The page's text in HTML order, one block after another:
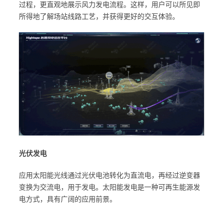
过程，更直观地展示风力发电流程。这样，用户可以所见即
所得地了解场站线路工艺，并获得更好的交互体验。
光伏发电
应用太阳能光线通过光伏电池转化为直流电，再经过逆变器
变换为交流电，用于发电。太阳能发电是一种可再生能源发
电方式，具有广阔的应用前景。